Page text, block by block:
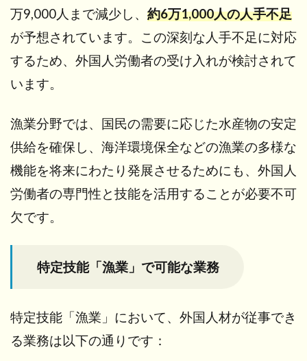
3. 技
能実
習2号
了す
る
外国
人労
働者
の要
件
（2
場
7.1
1. 技
験に
合格
する
万9,000人まで減少し、 約6万1,000人の人手不足
が予想されています。この深刻な人手不足に対応
するため、外国人労働者の受け入れが検討されて
います。
漁業分野では、国民の需要に応じた水産物の安定
供給を確保し、海洋環境保全などの漁業の多様な
機能を将来にわたり発展させるためにも、外国人
労働者の専門性と技能を活用することが必要不可
欠です。
特定技能「漁業」で可能な業務
特定技能「漁業」において、外国人材が従事でき
る業務は以下の通りです：